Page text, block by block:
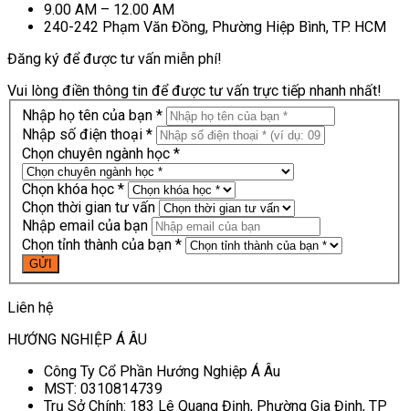
9.00 AM – 12.00 AM
240-242 Phạm Văn Đồng, Phường Hiệp Bình, TP. HCM
Đăng ký để được tư vấn miễn phí!
Vui lòng điền thông tin để được tư vấn trực tiếp nhanh nhất!
Nhập họ tên của bạn *
Nhập số điện thoại *
Chọn chuyên ngành học *
Chọn khóa học *
Chọn thời gian tư vấn
Nhập email của bạn
Chọn tỉnh thành của bạn *
Liên hệ
HƯỚNG NGHIỆP Á ÂU
Công Ty Cổ Phần Hướng Nghiệp Á Âu
MST: 0310814739
Trụ Sở Chính: 183 Lê Quang Định, Phường Gia Định, TP